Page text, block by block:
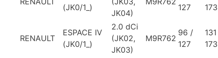
(JK0/1_)
JK04)
127
173
RENAULT
ESPACE IV
(JK0/1_)
2.0 dCi
(JK02,
JK03)
M9R762
96 /
127
173